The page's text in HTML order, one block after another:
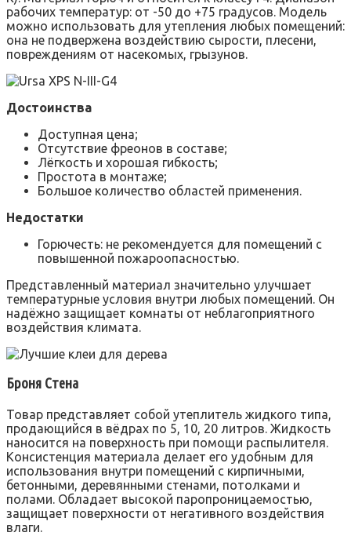
рабочих температур: от -50 до +75 градусов. Модель
можно использовать для утепления любых помещений:
она не подвержена воздействию сырости, плесени,
повреждениям от насекомых, грызунов.
Достоинства
Доступная цена;
Отсутствие фреонов в составе;
Лёгкость и хорошая гибкость;
Простота в монтаже;
Большое количество областей применения.
Недостатки
Горючесть: не рекомендуется для помещений с
повышенной пожароопасностью.
Представленный материал значительно улучшает
температурные условия внутри любых помещений. Он
надёжно защищает комнаты от неблагоприятного
воздействия климата.
Броня Стена
Товар представляет собой утеплитель жидкого типа,
продающийся в вёдрах по 5, 10, 20 литров. Жидкость
наносится на поверхность при помощи распылителя.
Консистенция материала делает его удобным для
использования внутри помещений с кирпичными,
бетонными, деревянными стенами, потолками и
полами. Обладает высокой паропроницаемостью,
защищает поверхности от негативного воздействия
влаги.